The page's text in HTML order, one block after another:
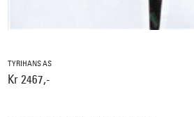
TYRIHANS AS
Kr 2467,-